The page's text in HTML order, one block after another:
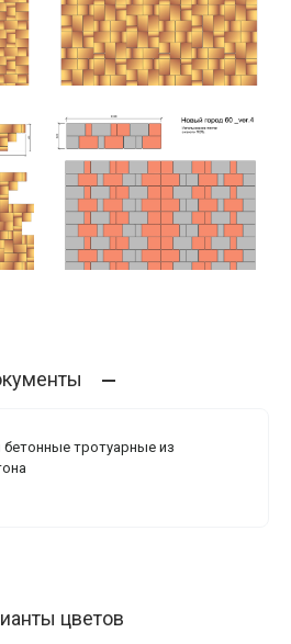
тротуарные из
цветов